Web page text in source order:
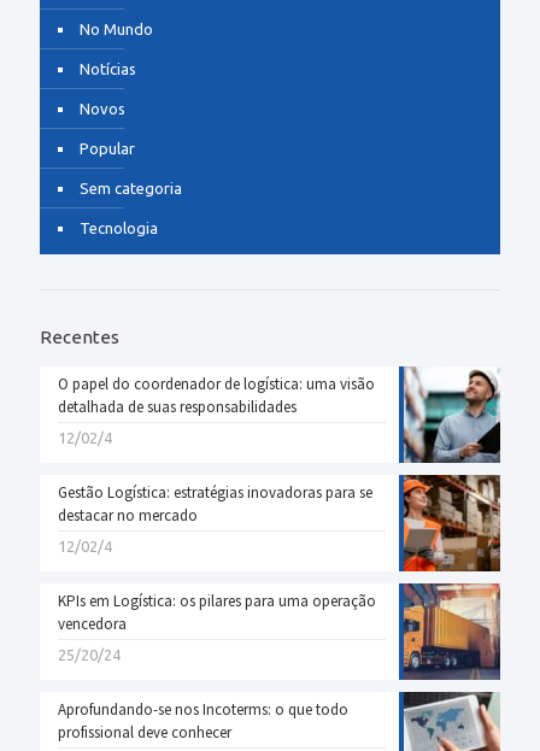
No Mundo
Notícias
Novos
Popular
Sem categoria
Tecnologia
Recentes
O papel do coordenador de logística: uma visão
detalhada de suas responsabilidades
12/02/4
Gestão Logística: estratégias inovadoras para se
destacar no mercado
12/02/4
KPIs em Logística: os pilares para uma operação
vencedora
25/20/24
Aprofundando-se nos Incoterms: o que todo
profissional deve conhecer